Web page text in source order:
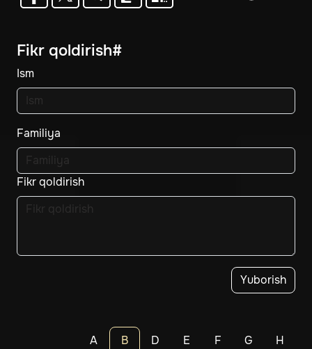
Fikr qoldirish#
Ism
Familiya
Fikr qoldirish
Yuborish
A B D E F G
H